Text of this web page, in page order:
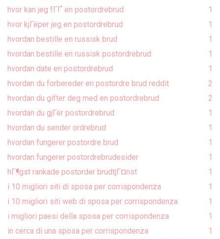
hvor kan jeg fГҐ en postordrebrud
1
hvor kjГёper jeg en postordrebrud
1
hvordan bestille en russisk brud
1
hvordan bestille en russisk postordrebrud
1
hvordan date en postordrebrud
1
hvordan du forbereder en postordre brud reddit
2
hvordan du gifter deg med en postordrebrud
2
hvordan du gjГёr postordrebrud
1
hvordan du sender ordrebrud
1
hvordan fungerer postordre brud
1
hvordan fungerer postordrebrudesider
1
hГ¶gst rankade postorder brudtjГ¤nst
1
i 10 migliori siti di sposa per corrispondenza
1
i 10 migliori siti web di sposa per corrispondenza
1
i migliori paesi della sposa per corrispondenza
1
in cerca di una sposa per corrispondenza
1